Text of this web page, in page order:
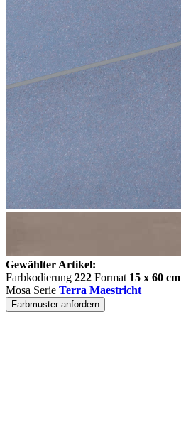
Gewählter Artikel:
Farbkodierung 222 Format 15 x 60 cm
Mosa Serie Terra Maestricht
Farbmuster anfordern